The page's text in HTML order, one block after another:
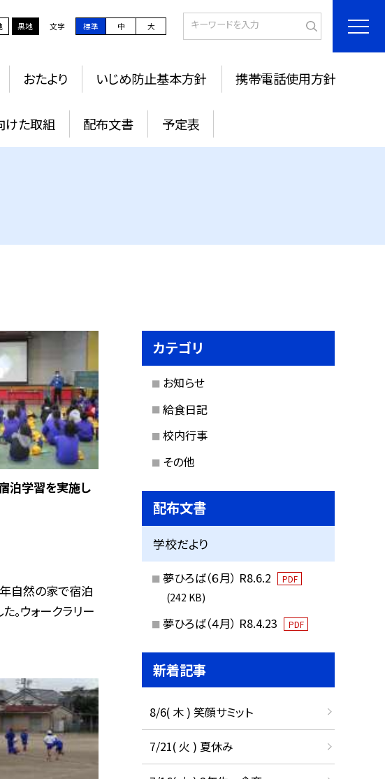
黒地 文字 標準 中 大
おたより いじめ防止基本方針 携帯電話使用方針
けた取組 配布文書 予定表
泊学習を実施し
自然の家で宿泊
。ウォークラリー
カテゴリ
お知らせ
給食日記
校内行事
その他
配布文書
学校だより
夢ひろば（６月） R8.6.2 PDF
(242 KB)
夢ひろば（４月） R8.4.23 PDF
新着記事
8/6( 木 ) 笑顔サミット
7/21( 火 ) 夏休み